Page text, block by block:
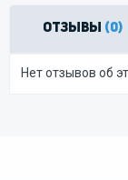
Отзывы (0)
Нет отзывов об